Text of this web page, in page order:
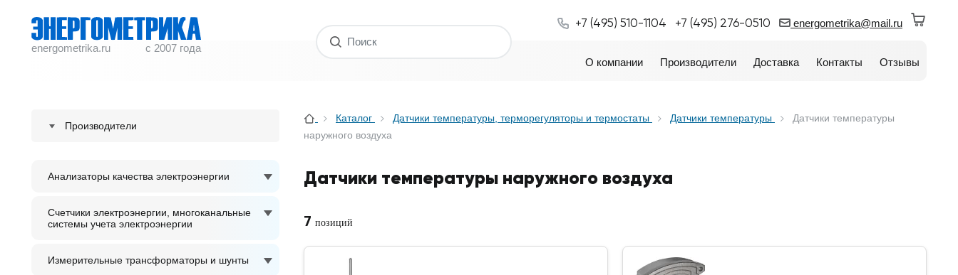
energometrika.ru с 2007 года
+7 (495) 510-1104 +7 (495) 276-0510 energometrika@mail.ru
О компании Производители Доставка Контакты Отзывы
Производители
S plus S Regeltechnik GmbH
Анализаторы качества электроэнергии
Счетчики электроэнергии, многоканальные
системы учета электроэнергии
Измерительные трансформаторы и шунты
Каталог Датчики температуры, терморегуляторы и термостаты Датчики температуры
Датчики температуры
наружного воздуха
Датчики температуры наружного воздуха
7 позиций